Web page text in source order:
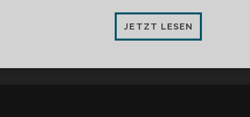
JETZT LESEN
LIEBST